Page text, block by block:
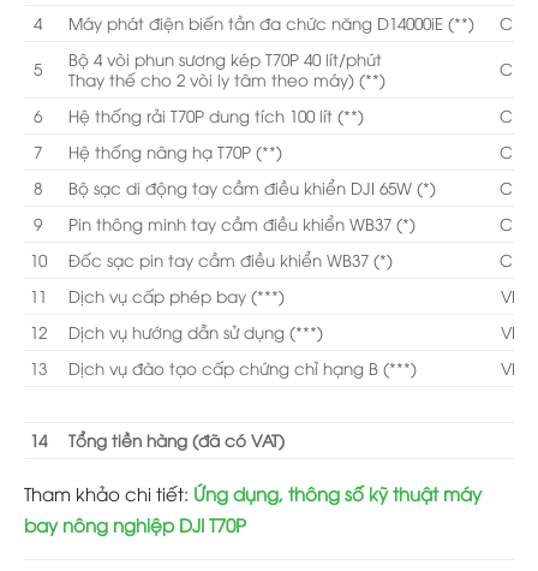
4
Máy phát điện biến tần đa chức năng D14000iE (**) CN
5
Bộ 4 vòi phun sương kép T70P 40 lít/phút
Thay thế cho 2 vòi ly tâm theo máy) (**)
CN
6 Hệ thống rải T70P dung tích 100 lít (**)
CN
7
Hệ thống nâng hạ T70P (**)
CN
8
Bộ sạc di động tay cầm điều khiển DJI 65W (*)
CN
9
Pin thông minh tay cầm điều khiển WB37 (*)
CN
10
Đốc sạc pin tay cầm điều khiển WB37 (*)
CN
11
Dịch vụ cấp phép bay (***)
VN
12
Dịch vụ hướng dẫn sử dụng (***)
VN
13
Dịch vụ đào tạo cấp chứng chỉ hạng B (***) VN
14 Tổng tiền hàng (đã có VAT)
Tham khảo chi tiết: Ứng dụng, thông số kỹ thuật máy
bay nông nghiệp DJI T70P